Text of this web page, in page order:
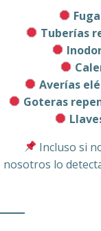
Tuberías
Averías
Goteras
Incluso si
nosotros lo